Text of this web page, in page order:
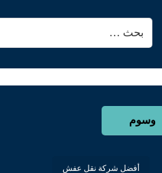
وسوم
أفضل شركة نقل عفش